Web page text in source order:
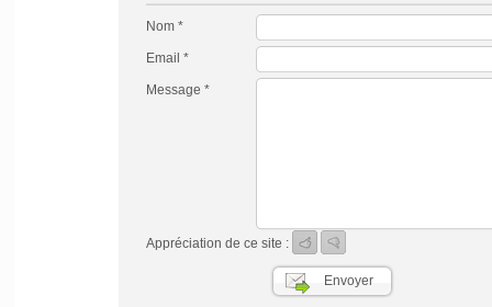
Nom *
Email *
Message *
Appréciation de ce site :